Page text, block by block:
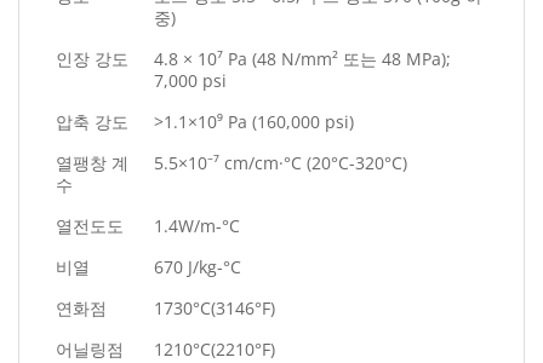
중)
인장 강도
4.8 × 10⁷ Pa (48 N/mm² 또는 48 MPa);
7,000 psi
압축 강도
>1.1×10⁹ Pa (160,000 psi)
열팽창 계
수
5.5×10⁻⁷ cm/cm·°C (20°C-320°C)
열전도도
1.4W/m-°C
비열
670 J/kg-°C
연화점
1730°C(3146°F)
어닐링점
1210°C(2210°F)